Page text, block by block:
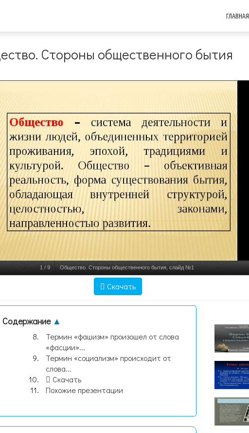
ГЛАВНАЯ
Стороны общественного бытия
1 / 9 Общество. Стороны общественного бытия, слайд №1
Скачать
Содержание ▲
Термин «фашизм» произошел от слова
«фасции»...
Термин «социализм» происходит от
слова...
Скачать
Похожие презентации